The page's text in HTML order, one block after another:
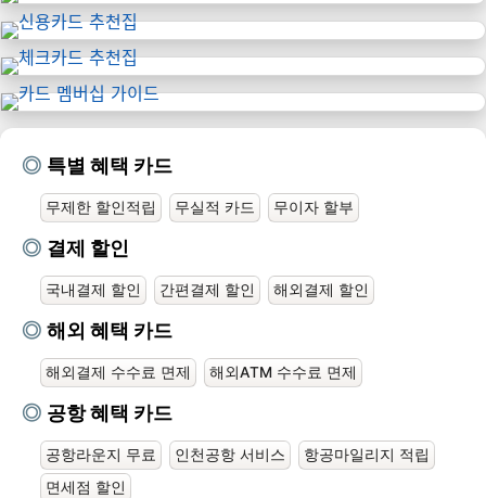
특별 혜택 카드
무제한 할인적립 무실적 카드 무이자 할부
결제 할인
국내결제 할인 간편결제 할인 해외결제 할인
해외 혜택 카드
해외결제 수수료 면제 해외ATM 수수료 면제
공항 혜택 카드
공항라운지 무료 인천공항 서비스
항공마일리지 적립
면세점 할인